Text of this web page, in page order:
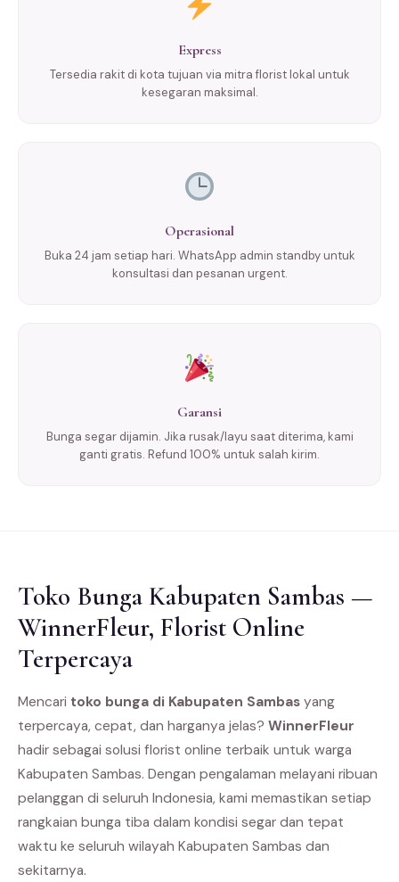
Express
Tersedia rakit di kota tujuan via mitra florist lokal untuk
kesegaran maksimal.
Operasional
Buka 24 jam setiap hari. WhatsApp admin standby untuk
konsultasi dan pesanan urgent.
Garansi
Bunga segar dijamin. Jika rusak/layu saat diterima, kami
ganti gratis. Refund 100% untuk salah kirim.
Toko Bunga Kabupaten Sambas —
WinnerFleur, Florist Online
Terpercaya
Mencari toko bunga di Kabupaten Sambas yang
terpercaya, cepat, dan harganya jelas? WinnerFleur
hadir sebagai solusi florist online terbaik untuk warga
Kabupaten Sambas. Dengan pengalaman melayani ribuan
pelanggan di seluruh Indonesia, kami memastikan setiap
rangkaian bunga tiba dalam kondisi segar dan tepat
waktu ke seluruh wilayah Kabupaten Sambas dan
sekitarnya.